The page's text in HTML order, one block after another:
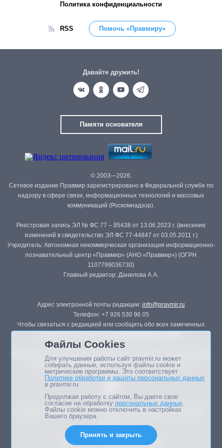
Политика конфиденциальности
RSS Помочь «Правмиру»
Давайте дружить!
Памяти основателя
© 2003—2026.
Сетевое издание Правмир зарегистрировано в Федеральной службе по
надзору в сфере связи, информационных технологий и массовых
коммуникаций (Роскомнадзор).
Реестровая запись ЭЛ № ФС 77 – 85438 от 13.06.2023 г. (внесение
изменений в свидетельство ЭЛ ФС 77-44847 от 03.05.2011 г.)
Учредитель: Автономная некоммерческая организация информационно-
познавательный центр «Правмир» (АНО «Правмир») (ОГРН
1107799036730)
Главный редактор: Данилова А.А.
Адрес электронной почты редакции: info@pravmir.ru
Телефон: +7 926 530 96 05
Чтобы связаться с редакцией или сообщить обо всех замеченных
Републикация материалов сайта в печатных изданиях (книгах, прессе)
возможна только с письменного разрешения редакции.
Мнение авторов статей портала может не совпадать с позицией
Дизайн сайта -
Файлы Cookies
Для улучшения работы сайт pravmir.ru может
собирать данные, используя файлы cookie и
метрические программы. Это соответствует
Политике обработки и защиты персональных данных
в pravmir.ru
Продолжая работу с сайтом, Вы даете свое
согласие на обработку персональных данных.
Файлы cookie можно отключить в настройках
Вашего браузера.
Принять и закрыть